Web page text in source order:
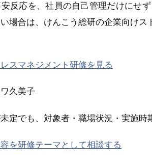
反応を、社員の自己管理だけにせ
場合は、けんこう総研の企業向け
スマネジメント研修を見る
久美子
定でも、対象者・職場状況・実施時
を研修テーマとして相談する